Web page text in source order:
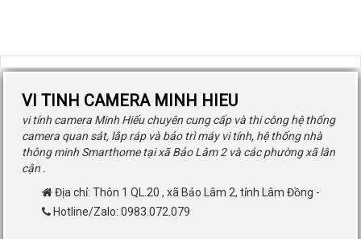
VI TINH CAMERA MINH HIEU
vi tính camera Minh Hiếu chuyên cung cấp và thi công hệ thống
camera quan sát, lắp ráp và bảo trì máy vi tính, hệ thống nhà
thông minh Smarthome tại xã Bảo Lâm 2 và các phường xã lân
cận .
Địa chỉ: Thôn 1 QL.20 , xã Bảo Lâm 2, tỉnh Lâm Đồng -
Hotline/Zalo: 0983.072.079